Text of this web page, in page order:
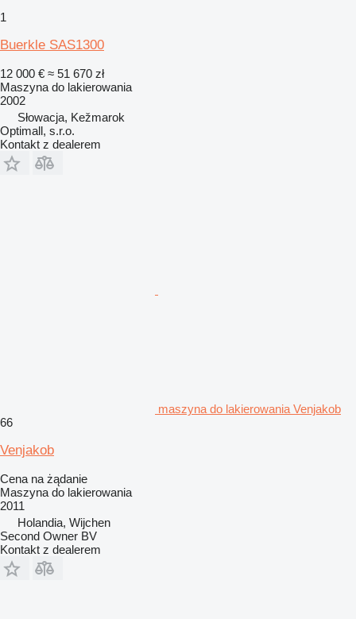
1
Buerkle SAS1300
12 000 € ≈ 51 670 zł
Maszyna do lakierowania
2002
Słowacja, Kežmarok
Optimall, s.r.o.
Kontakt z dealerem
maszyna do lakierowania Venjakob
66
Venjakob
Cena na żądanie
Maszyna do lakierowania
2011
Holandia, Wijchen
Second Owner BV
Kontakt z dealerem